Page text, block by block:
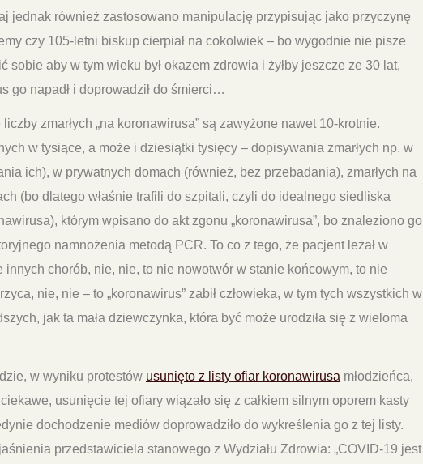
jednak również zastosowano manipulację przypisując jako przyczynę
czy 105-letni biskup cierpiał na cokolwiek – bo wygodnie nie pisze
sobie aby w tym wieku był okazem zdrowia i żyłby jeszcze ze 30 lat,
go napadł i doprowadził do śmierci…
zmarłych „na koronawirusa” są zawyżone nawet 10-krotnie.
w tysiące, a może i dziesiątki tysięcy – dopisywania zmarłych np. w
ich), w prywatnych domach (również, bez przebadania), zmarłych na
(bo dlatego właśnie trafili do szpitali, czyli do idealnego siedliska
którym wpisano do akt zgonu „koronawirusa”, bo znaleziono go
namnożenia metodą PCR. To co z tego, że pacjent leżał w
chorób, nie, nie, to nie nowotwór w stanie końcowym, to nie
nie, nie – to „koronawirus” zabił człowieka, w tym tych wszystkich w
jak ta mała dziewczynka, która być może urodziła się z wieloma
w wyniku protestów usunięto z listy ofiar koronawirusa młodzieńca,
usunięcie tej ofiary wiązało się z całkiem silnym oporem kasty
dochodzenie mediów doprowadziło do wykreślenia go z tej listy.
przedstawiciela stanowego z Wydziału Zdrowia: „COVID-19 jest